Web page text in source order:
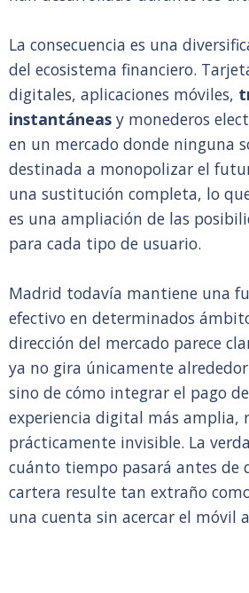
La consecuencia es una
del ecosistema financiero.
digitales, aplicaciones móviles,
instantáneas y monederos
en un mercado donde ninguna
destinada a monopolizar el
una sustitución completa, lo
es una ampliación de las
para cada tipo de usuario.
Madrid todavía mantiene una
efectivo en determinados
dirección del mercado parece
ya no gira únicamente
sino de cómo integrar el pago
experiencia digital más amplia,
prácticamente invisible. La
cuánto tiempo pasará antes de
cartera resulte tan extraño
una cuenta sin acercar el móvil